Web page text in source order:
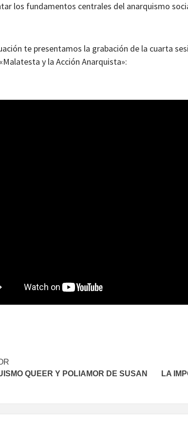
los fundamentos centrales del anarquismo
te presentamos la grabación de la cuarta
y la Acción Anarquista»:
QUEER Y POLIAMOR DE SUSAN
LA